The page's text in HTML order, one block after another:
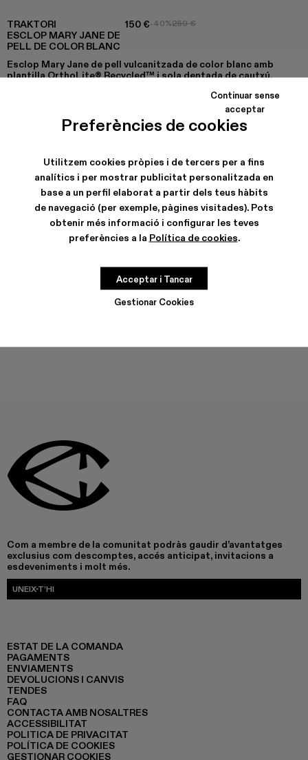
Preferències de cookies
Utilitzem cookies pròpies i de tercers per a fins
analítics i per mostrar publicitat personalitzada en
base a un perfil elaborat a partir dels teus hàbits
de navegació (per exemple, pàgines visitades). Pots
obtenir més informació i configurar les teves
preferències a la Política de cookies.
Gestionar Cookies
Continuar sense
acceptar
Acceptar i Tancar
TRAKTORI
ESCLOP MARY JANE DE
PELL DE COLOR BLANC
150 €-40%250 €
Esclop Mary Jane de pell vulcanitzada de color blanc amb
plantilla OrthoLite® Recycled™ i sola dentada de cautxú.
CARACTERÍSTIQUES
CURA DEL PRODUCTE
Com a membre de la comunitat podràs gaudir d’avantatges
exclusius com descomptes, accés anticipat, invitacions a
esdeveniments i molt més.
UNEIX-T’HI
ESTAT DE LA COMANDA
PAGAMENTS
ENVIAMENTS
DEVOLUCIONS I CANVIS
TENDES
FAQ
CONTACTA AMB NOSALTRES
ACCESSIBILITAT
POLITICA DE PRIVACITAT
POLÍTICA DE COOKIES
GESTIONAR COOKIES